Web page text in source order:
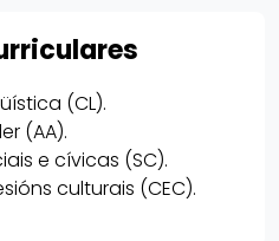
(CL).
(AA).
e cívicas (SC).
culturais (CEC).